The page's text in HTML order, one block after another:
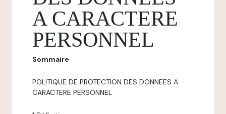
A CARACTERE
PERSONNEL
Sommaire
POLITIQUE DE PROTECTION DES DONNEES A
CARACTERE PERSONNEL